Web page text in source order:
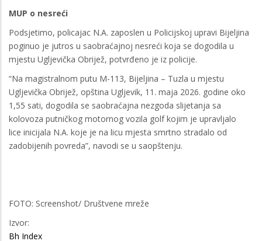
MUP o nesreći
Podsjetimo, policajac N.A. zaposlen u Policijskoj upravi Bijeljina
poginuo je jutros u saobraćajnoj nesreći koja se dogodila u
mjestu Ugljevička Obrijež, potvrđeno je iz policije.
“Na magistralnom putu M-113, Bijeljina – Tuzla u mjestu
Ugljevička Obrijež, opština Ugljevik, 11. maja 2026. godine oko
1,55 sati, dogodila se saobraćajna nezgoda slijetanja sa
kolovoza putničkog motornog vozila golf kojim je upravljalo
lice inicijala N.A. koje je na licu mjesta smrtno stradalo od
zadobijenih povreda”, navodi se u saopštenju.
FOTO: Screenshot/ Društvene mreže
Izvor:
Bh Index